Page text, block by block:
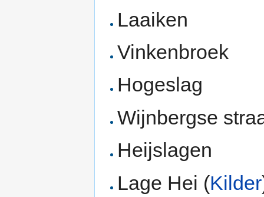
Laaiken
Vinkenbroek
Hogeslag
Wijnbergse
Heijslagen
Lage Hei (Kilder